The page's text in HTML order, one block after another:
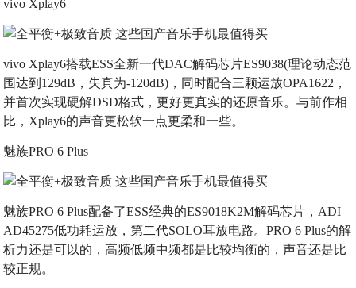
vivo Xplay6
vivo Xplay6搭载ESS全新一代DAC解码芯片ES9038(理论动态范
围达到129dB，失真为-120dB)，同时配合三颗运放OPA1622，
并首次实现硬解DSD格式，更好更真实的还原音乐。与前作相
比，Xplay6的声音更松软一点更柔和一些。
魅族PRO 6 Plus
魅族PRO 6 Plus配备了ESS经典的ES9018K2M解码芯片，ADI
AD45275低功耗运放，第二代SOLO耳放电路。PRO 6 Plus的解
析力还是可以的，高频低频中频都是比较均衡的，声音还是比
较正规。